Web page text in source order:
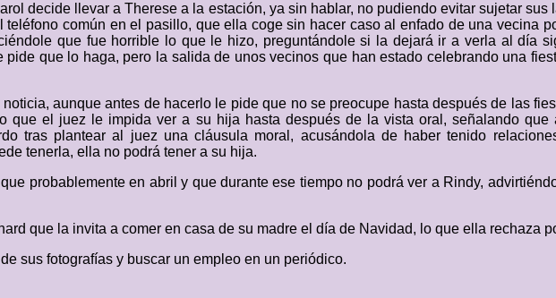
decide llevar a Therese a la estación, ya sin hablar, no pudiendo evitar sujetar sus
común en el pasillo, que ella coge sin hacer caso al enfado de una vecina
que fue horrible lo que le hizo, preguntándole si la dejará ir a verla al día
que lo haga, pero la salida de unos vecinos que han estado celebrando una
aunque antes de hacerlo le pide que no se preocupe hasta después de las
que el juez le impida ver a su hija hasta después de la vista oral, señalando que
tras plantear al juez una cláusula moral, acusándola de haber tenido
tenerla, ella no podrá tener a su hija.
probablemente en abril y que durante ese tiempo no podrá ver a Rindy,
que la invita a comer en casa de su madre el día de Navidad, lo que ella rechaza
sus fotografías y buscar un empleo en un periódico.